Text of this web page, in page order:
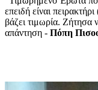
επειδή είναι
βάζει τιμωρία. Ζήτησα
απάντηση - Πόπη